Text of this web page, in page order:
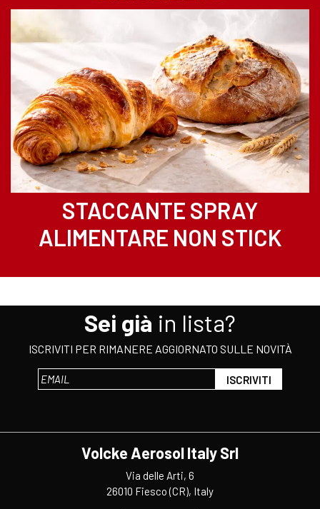
STACCANTE SPRAY
ALIMENTARE NON STICK
Sei già in lista?
ISCRIVITI PER RIMANERE AGGIORNATO SULLE NOVITÀ
Volcke Aerosol Italy Srl
Via delle Arti, 6
26010 Fiesco (CR), Italy